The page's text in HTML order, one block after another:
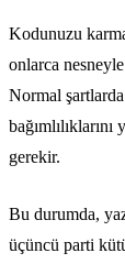
Kodunuzu
onlarca
Normal
gerekir.
Bu durumda,
üçüncü parti